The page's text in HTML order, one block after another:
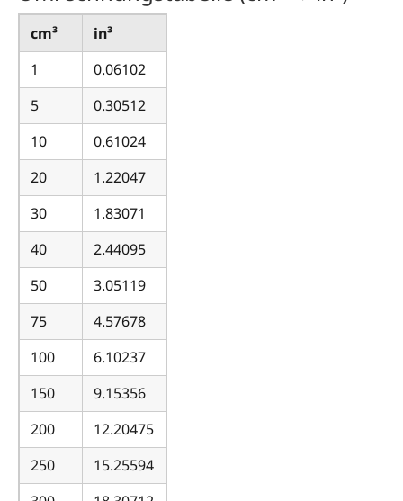
cm³
in³
1
0.06102
5
0.30512
10
0.61024
20
1.22047
30
1.83071
40
2.44095
50
3.05119
75
4.57678
100
6.10237
150
9.15356
200
12.20475
250
15.25594